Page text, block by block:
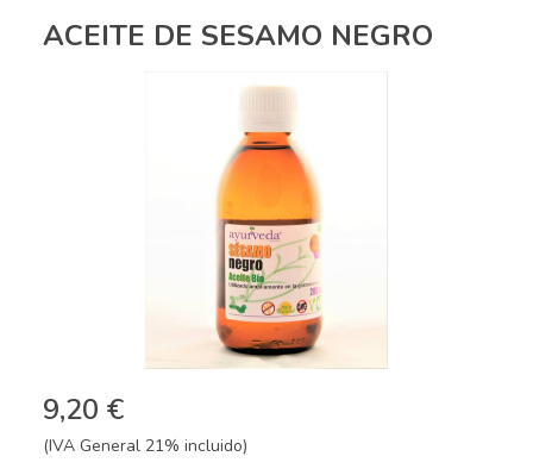
ACEITE DE SESAMO NEGRO
9,20 €
(IVA General 21% incluido)